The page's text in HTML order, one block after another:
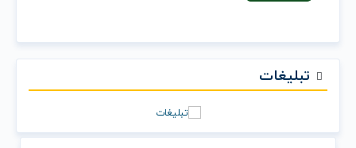
تبلیغات